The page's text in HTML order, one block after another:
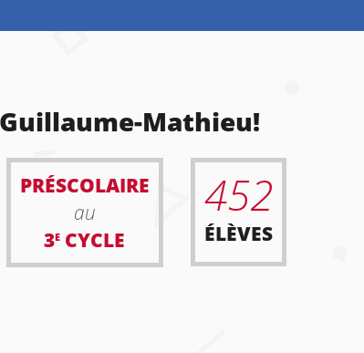
Mathieu!
452
ÉLÈVES
PRÉSCOLAIRE
au
3E CYCLE